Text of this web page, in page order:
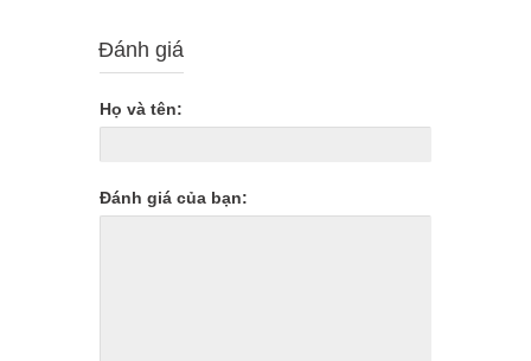
Đánh giá
Họ và tên:
Đánh giá của bạn: